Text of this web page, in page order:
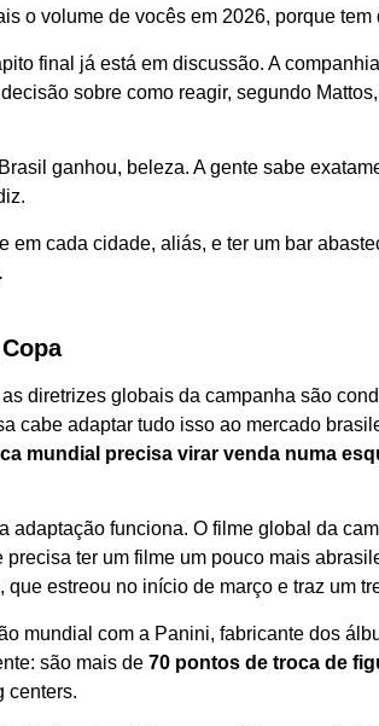
o volume de vocês em 2026, porque tem
final já está em discussão. A
sobre como reagir, segundo
ganhou, beleza. A gente sabe
em cada cidade, aliás, e ter um bar
diretrizes globais da campanha são
cabe adaptar tudo isso ao mercado
mundial precisa virar venda numa
adaptação funciona. O filme global da
ter um filme um pouco mais
estreou no início de março e traz um
mundial com a Panini, fabricante dos
são mais de70 pontos de troca de
centers.